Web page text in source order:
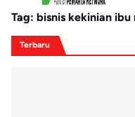
Tag: bisnis kekinian
Terbaru